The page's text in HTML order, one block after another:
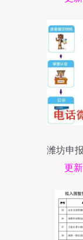
潍坊申
更